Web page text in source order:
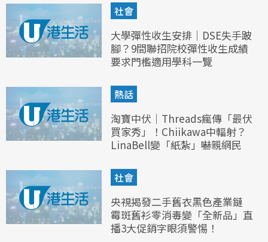
社會
大學彈性收生安排｜DSE失手跛
腳？9間聯招院校彈性收生成績
要求門檻適用學科一覽
熱話
淘寶中伏｜Threads瘋傳「最伏
買家秀」！Chiikawa中輻射？
LinaBell變「紙紮」嚇親網民
社會
央視揭發二手舊衣黑色產業鏈
霉斑舊衫零消毒變「全新品」直
播3大促銷字眼須警惕！